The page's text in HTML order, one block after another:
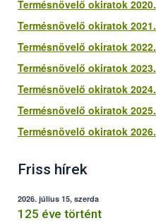
Termésnövelő okiratok 2020.
Termésnövelő okiratok 2021.
Termésnövelő okiratok 2022.
Termésnövelő okiratok 2023.
Termésnövelő okiratok 2024.
Termésnövelő okiratok 2025.
Termésnövelő okiratok 2026.
Friss hírek
2026. július 15, szerda
125 éve történt